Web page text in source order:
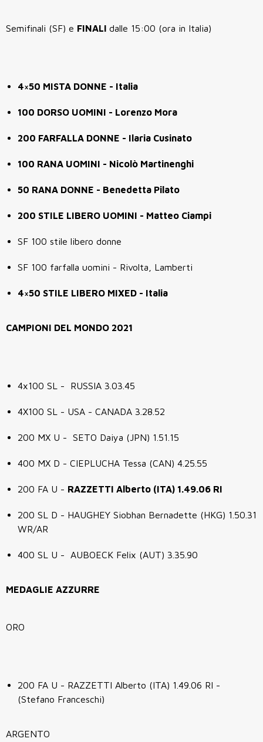
Semifinali (SF) e FINALI dalle 15:00 (ora in Italia)
4×50 MISTA DONNE - Italia
100 DORSO UOMINI - Lorenzo Mora
200 FARFALLA DONNE - Ilaria Cusinato
100 RANA UOMINI - Nicolò Martinenghi
50 RANA DONNE - Benedetta Pilato
200 STILE LIBERO UOMINI - Matteo Ciampi
SF 100 stile libero donne
SF 100 farfalla uomini - Rivolta, Lamberti
4×50 STILE LIBERO MIXED - Italia
CAMPIONI DEL MONDO 2021
4x100 SL - RUSSIA 3.03.45
4X100 SL - USA - CANADA 3.28.52
200 MX U - SETO Daiya (JPN) 1.51.15
400 MX D - CIEPLUCHA Tessa (CAN) 4.25.55
200 FA U - RAZZETTI Alberto (ITA) 1.49.06 RI
200 SL D - HAUGHEY Siobhan Bernadette (HKG) 1.50.31
WR/AR
400 SL U - AUBOECK Felix (AUT) 3.35.90
MEDAGLIE AZZURRE
ORO
200 FA U - RAZZETTI Alberto (ITA) 1.49.06 RI -
(Stefano Franceschi)
ARGENTO